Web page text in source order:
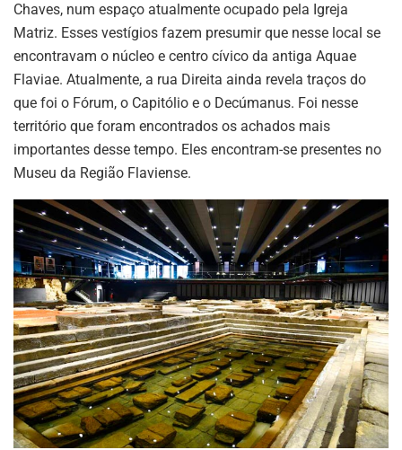
Chaves, num espaço atualmente ocupado pela Igreja
Matriz. Esses vestígios fazem presumir que nesse local se
encontravam o núcleo e centro cívico da antiga Aquae
Flaviae. Atualmente, a rua Direita ainda revela traços do
que foi o Fórum, o Capitólio e o Decúmanus. Foi nesse
território que foram encontrados os achados mais
importantes desse tempo. Eles encontram-se presentes no
Museu da Região Flaviense.